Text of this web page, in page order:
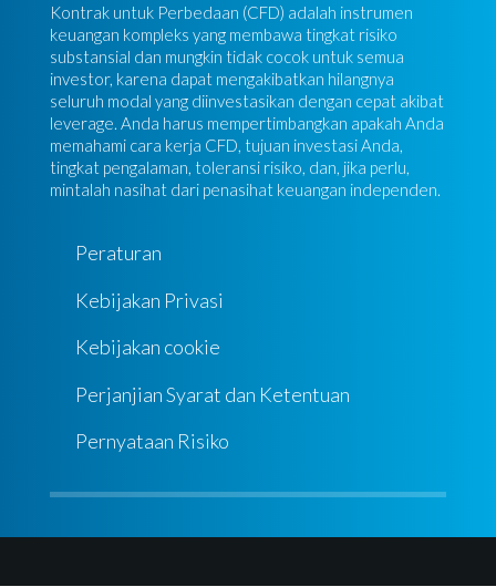
Kontrak untuk Perbedaan (CFD) adalah instrumen
keuangan kompleks yang membawa tingkat risiko
substansial dan mungkin tidak cocok untuk semua
investor, karena dapat mengakibatkan hilangnya
seluruh modal yang diinvestasikan dengan cepat akibat
leverage. Anda harus mempertimbangkan apakah Anda
memahami cara kerja CFD, tujuan investasi Anda,
tingkat pengalaman, toleransi risiko, dan, jika perlu,
mintalah nasihat dari penasihat keuangan independen.
Peraturan
Kebijakan Privasi
Kebijakan cookie
Perjanjian Syarat dan Ketentuan
Pernyataan Risiko